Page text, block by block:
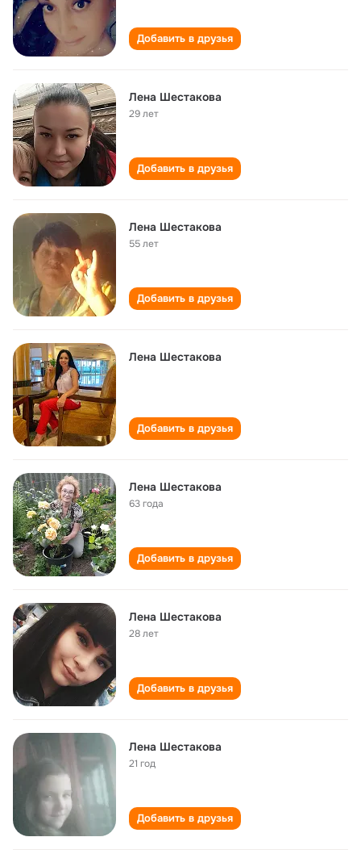
Добавить в друзья
Лена Шестакова
29 лет
Добавить в друзья
Лена Шестакова
55 лет
Добавить в друзья
Лена Шестакова
Добавить в друзья
Лена Шестакова
63 года
Добавить в друзья
Лена Шестакова
28 лет
Добавить в друзья
Лена Шестакова
21 год
Добавить в друзья